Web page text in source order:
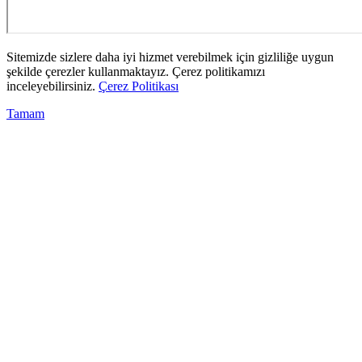
Sitemizde sizlere daha iyi hizmet verebilmek için gizliliğe uygun
şekilde çerezler kullanmaktayız. Çerez politikamızı
inceleyebilirsiniz. Çerez Politikası
Tamam